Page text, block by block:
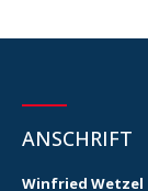
ANSCHRIFT
Winfried Wetzel